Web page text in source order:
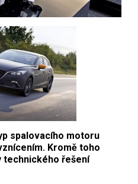
spalovacího motoru
Kromě toho
technického řešení